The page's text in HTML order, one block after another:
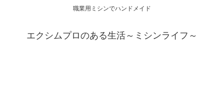
職業用ミシンでハンドメイド
エクシムプロのある生活～ミシンライフ～